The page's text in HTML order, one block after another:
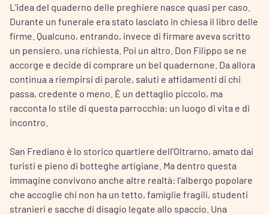
L’idea del quaderno delle preghiere nasce quasi per caso.
Durante un funerale era stato lasciato in chiesa il libro delle
firme. Qualcuno, entrando, invece di firmare aveva scritto
un pensiero, una richiesta. Poi un altro. Don Filippo se ne
accorge e decide di comprare un bel quadernone. Da allora
continua a riempirsi di parole, saluti e affidamenti di chi
passa, credente o meno. È un dettaglio piccolo, ma
racconta lo stile di questa parrocchia: un luogo di vita e di
incontro.
San Frediano è lo storico quartiere dell’Oltrarno, amato dai
turisti e pieno di botteghe artigiane. Ma dentro questa
immagine convivono anche altre realtà: l’albergo popolare
che accoglie chi non ha un tetto, famiglie fragili, studenti
stranieri e sacche di disagio legate allo spaccio. Una